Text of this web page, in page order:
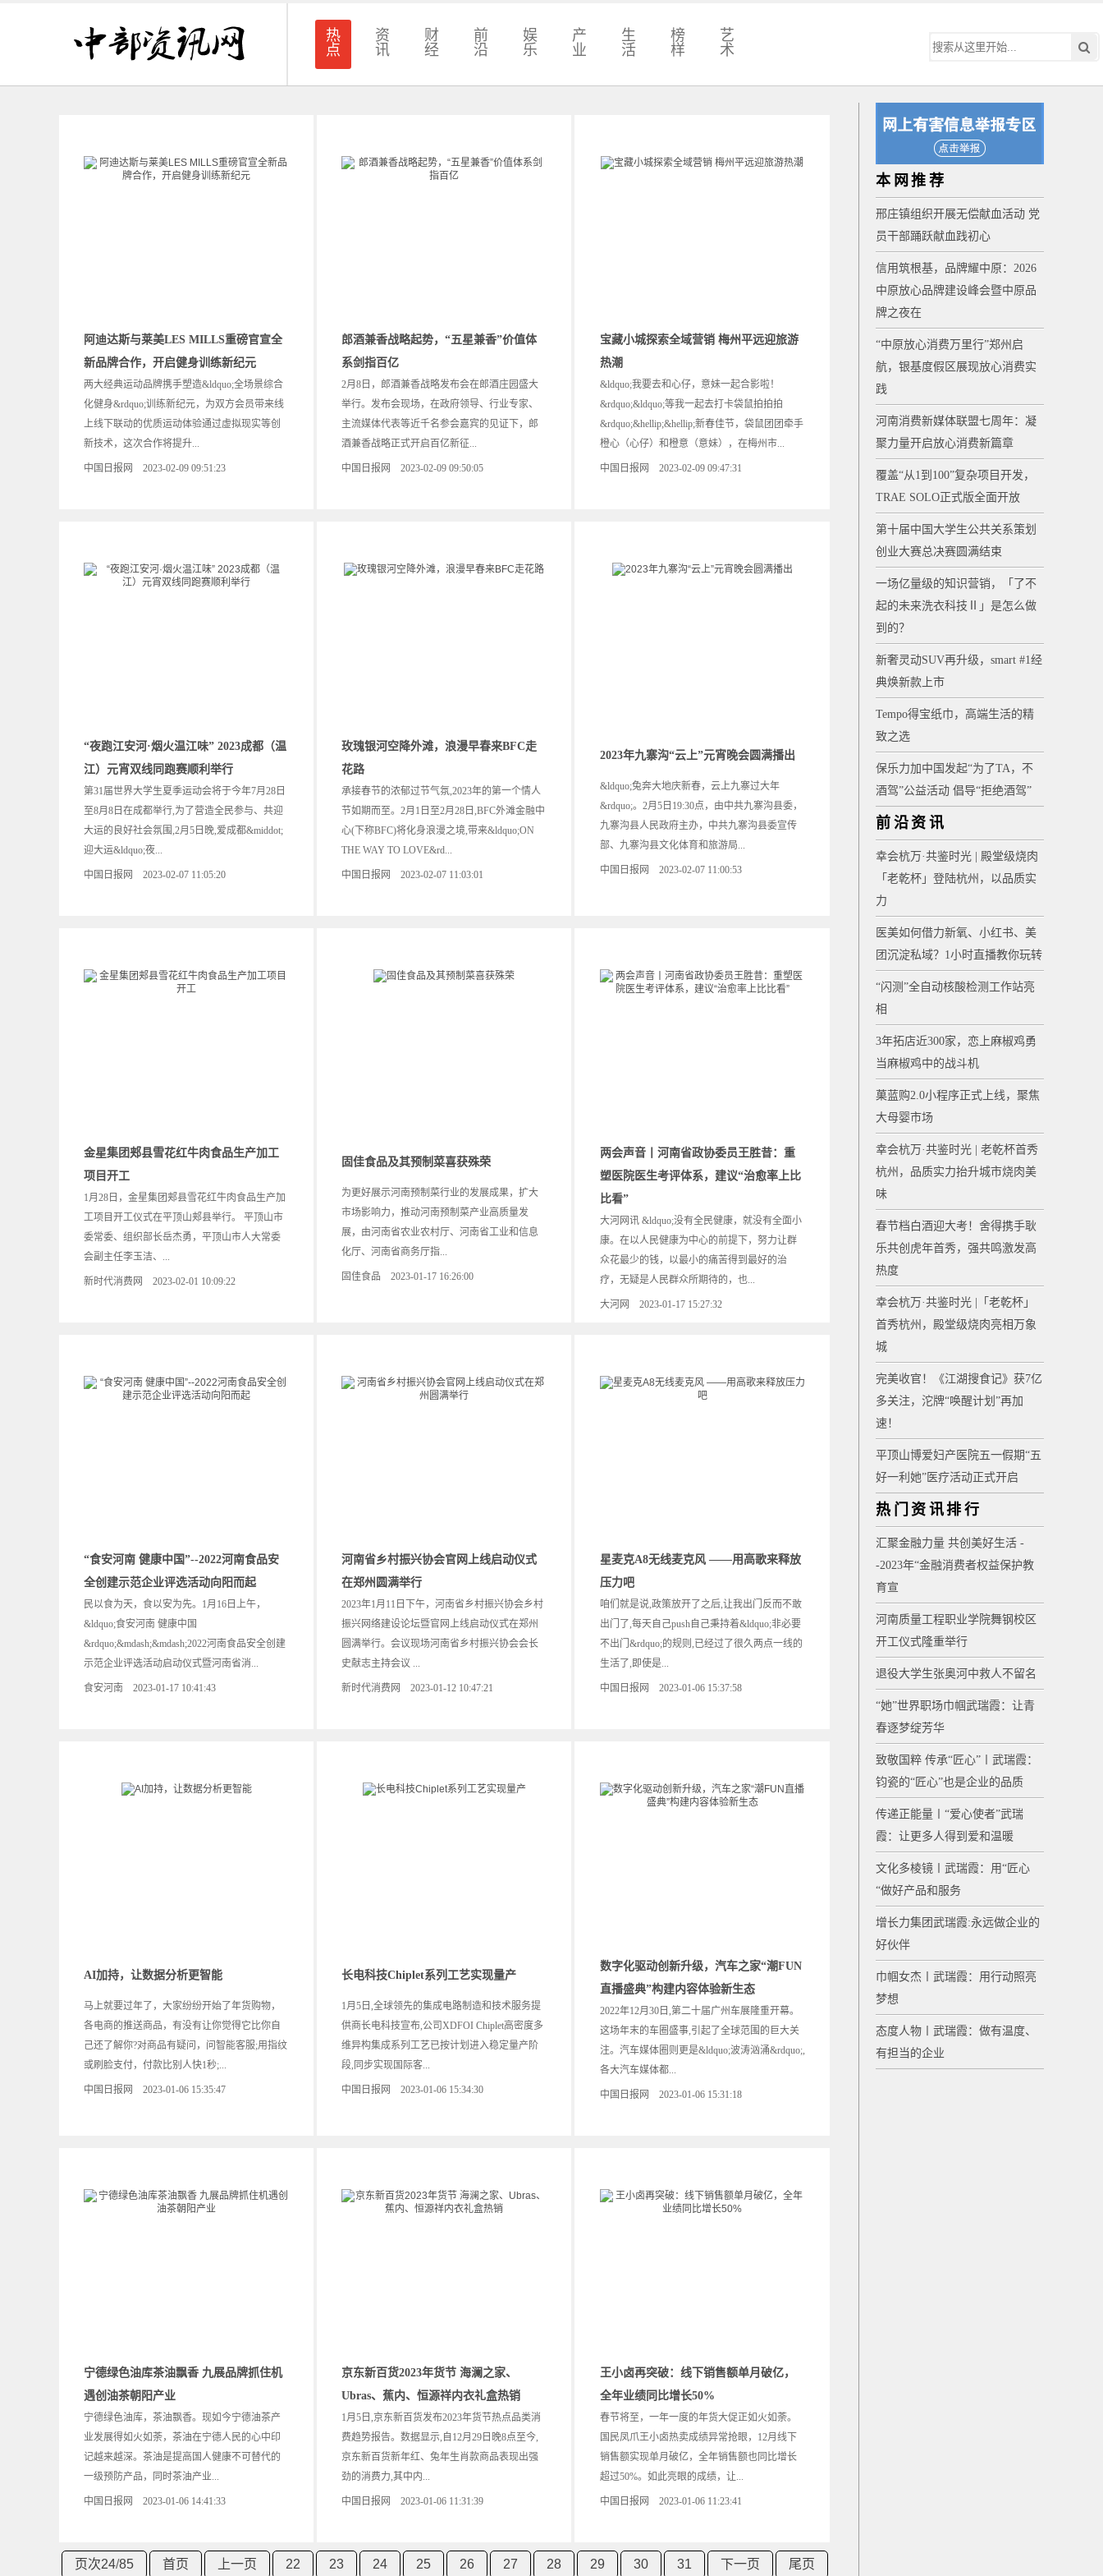
热
点
资
讯
财
经
前
沿
娱
乐
产
业
生
活
榜
样
艺
术
阿迪达斯与莱美LES MILLS重磅官宣全
新品牌合作，开启健身训练新纪元
两大经典运动品牌携手塑造&ldquo;全场景综合
化健身&rdquo;训练新纪元，为双方会员带来线
上线下联动的优质运动体验通过虚拟现实等创
新技术，这次合作将提升...
中国日报网 2023-02-09 09:51:23
郎酒兼香战略起势，“五星兼香”价值体
系剑指百亿
2月8日，郎酒兼香战略发布会在郎酒庄园盛大
举行。发布会现场，在政府领导、行业专家、
主流媒体代表等近千名参会嘉宾的见证下，郎
酒兼香战略正式开启百亿新征...
中国日报网 2023-02-09 09:50:05
宝藏小城探索全域营销 梅州平远迎旅游
热潮
&ldquo;我要去和心仔，意妹一起合影啦！
&rdquo;&ldquo;等我一起去打卡袋鼠拍拍拍
&rdquo;&hellip;&hellip;新春佳节，袋鼠团团牵手
橙心（心仔）和橙意（意妹），在梅州市...
中国日报网 2023-02-09 09:47:31
“夜跑江安河·烟火温江味” 2023成都（温
江）元宵双线同跑赛顺利举行
第31届世界大学生夏季运动会将于今年7月28日
至8月8日在成都举行,为了营造全民参与、共迎
大运的良好社会氛围,2月5日晚,爱成都&middot;
迎大运&ldquo;夜...
中国日报网 2023-02-07 11:05:20
玫瑰银河空降外滩，浪漫早春来BFC走
花路
承接春节的浓郁过节气氛,2023年的第一个情人
节如期而至。2月1日至2月28日,BFC外滩金融中
心(下称BFC)将化身浪漫之境,带来&ldquo;ON
THE WAY TO LOVE&rd...
中国日报网 2023-02-07 11:03:01
2023年九寨沟“云上”元宵晚会圆满播出
&ldquo;兔奔大地庆新春，云上九寨过大年
&rdquo;。2月5日19:30点，由中共九寨沟县委，
九寨沟县人民政府主办，中共九寨沟县委宣传
部、九寨沟县文化体育和旅游局...
中国日报网 2023-02-07 11:00:53
金星集团郏县雪花红牛肉食品生产加工
项目开工
1月28日，金星集团郏县雪花红牛肉食品生产加
工项目开工仪式在平顶山郏县举行。 平顶山市
委常委、组织部长岳杰勇，平顶山市人大常委
会副主任李玉洁、...
新时代消费网 2023-02-01 10:09:22
固佳食品及其预制菜喜获殊荣
为更好展示河南预制菜行业的发展成果，扩大
市场影响力，推动河南预制菜产业高质量发
展，由河南省农业农村厅、河南省工业和信息
化厅、河南省商务厅指...
固佳食品 2023-01-17 16:26:00
两会声音丨河南省政协委员王胜昔：重
塑医院医生考评体系，建议“治愈率上比
比看”
大河网讯 &ldquo;没有全民健康，就没有全面小
康。在以人民健康为中心的前提下，努力让群
众花最少的钱，以最小的痛苦得到最好的治
疗，无疑是人民群众所期待的，也...
大河网 2023-01-17 15:27:32
“食安河南 健康中国”--2022河南食品安
全创建示范企业评选活动向阳而起
民以食为天，食以安为先。1月16日上午，
&ldquo;食安河南 健康中国
&rdquo;&mdash;&mdash;2022河南食品安全创建
示范企业评选活动启动仪式暨河南省消...
食安河南 2023-01-17 10:41:43
河南省乡村振兴协会官网上线启动仪式
在郑州圆满举行
2023年1月11日下午，河南省乡村振兴协会乡村
振兴网络建设论坛暨官网上线启动仪式在郑州
圆满举行。会议现场河南省乡村振兴协会会长
史献志主持会议 ...
新时代消费网 2023-01-12 10:47:21
星麦克A8无线麦克风 ——用高歌来释放
压力吧
咱们就是说,政策放开了之后,让我出门反而不敢
出门了,每天自己push自己秉持着&ldquo;非必要
不出门&rdquo;的规则,已经过了很久两点一线的
生活了,即使是...
中国日报网 2023-01-06 15:37:58
AI加持，让数据分析更智能
马上就要过年了，大家纷纷开始了年货购物，
各电商的推送商品，有没有让你觉得它比你自
己还了解你?对商品有疑问，问智能客服;用指纹
或刷脸支付，付款比别人快1秒;...
中国日报网 2023-01-06 15:35:47
长电科技Chiplet系列工艺实现量产
1月5日,全球领先的集成电路制造和技术服务提
供商长电科技宣布,公司XDFOI Chiplet高密度多
维异构集成系列工艺已按计划进入稳定量产阶
段,同步实现国际客...
中国日报网 2023-01-06 15:34:30
数字化驱动创新升级，汽车之家“潮FUN
直播盛典”构建内容体验新生态
2022年12月30日,第二十届广州车展隆重开幕。
这场年末的车圈盛事,引起了全球范围的巨大关
注。汽车媒体圈则更是&ldquo;波涛汹涌&rdquo;,
各大汽车媒体都...
中国日报网 2023-01-06 15:31:18
宁德绿色油库茶油飘香 九展品牌抓住机
遇创油茶朝阳产业
宁德绿色油库，茶油飘香。现如今宁德油茶产
业发展得如火如荼，茶油在宁德人民的心中印
记越来越深。茶油是提高国人健康不可替代的
一级预防产品，同时茶油产业...
中国日报网 2023-01-06 14:41:33
京东新百货2023年货节 海澜之家、
Ubras、蕉内、恒源祥内衣礼盒热销
1月5日,京东新百货发布2023年货节热点品类消
费趋势报告。数据显示,自12月29日晚8点至今,
京东新百货新年红、兔年生肖款商品表现出强
劲的消费力,其中内...
中国日报网 2023-01-06 11:31:39
王小卤再突破：线下销售额单月破亿，
全年业绩同比增长50%
春节将至，一年一度的年货大促正如火如荼。
国民凤爪王小卤热卖成绩异常抢眼，12月线下
销售额实现单月破亿，全年销售额也同比增长
超过50%。如此亮眼的成绩，让...
中国日报网 2023-01-06 11:23:41
页次24/85 首页 上一页 22 23 24 25 26 27 28 29 30 31 下一页 尾页
本网推荐
邢庄镇组织开展无偿献血活动 党
员干部踊跃献血践初心
信用筑根基，品牌耀中原：2026
中原放心品牌建设峰会暨中原品
牌之夜在
“中原放心消费万里行”郑州启
航，银基度假区展现放心消费实
践
河南消费新媒体联盟七周年：凝
聚力量开启放心消费新篇章
覆盖“从1到100”复杂项目开发，
TRAE SOLO正式版全面开放
第十届中国大学生公共关系策划
创业大赛总决赛圆满结束
一场亿量级的知识营销，「了不
起的未来洗衣科技Ⅱ」是怎么做
到的？
新奢灵动SUV再升级，smart #1经
典焕新款上市
Tempo得宝纸巾，高端生活的精
致之选
保乐力加中国发起“为了TA，不
酒驾”公益活动 倡导“拒绝酒驾”
前沿资讯
幸会杭万·共鉴时光 | 殿堂级烧肉
「老乾杯」登陆杭州，以品质实
力
医美如何借力新氧、小红书、美
团沉淀私域？1小时直播教你玩转
“闪测”全自动核酸检测工作站亮
相
3年拓店近300家，恋上麻椒鸡勇
当麻椒鸡中的战斗机
菓蓝购2.0小程序正式上线，聚焦
大母婴市场
幸会杭万·共鉴时光 | 老乾杯首秀
杭州，品质实力抬升城市烧肉美
味
春节档白酒迎大考！舍得携手耿
乐共创虎年首秀，强共鸣激发高
热度
幸会杭万·共鉴时光 |「老乾杯」
首秀杭州，殿堂级烧肉亮相万象
城
完美收官！《江湖搜食记》获7亿
多关注，沱牌“唤醒计划”再加
速！
平顶山博爱妇产医院五一假期“五
好一利她”医疗活动正式开启
热门资讯排行
汇聚金融力量 共创美好生活 -
-2023年“金融消费者权益保护教
育宣
河南质量工程职业学院舞钢校区
开工仪式隆重举行
退役大学生张奥河中救人不留名
“她”世界职场巾帼武瑞霞：让青
春逐梦绽芳华
致敬国粹 传承“匠心”〡武瑞霞：
钧瓷的“匠心”也是企业的品质
传递正能量〡“爱心使者”武瑞
霞：让更多人得到爱和温暖
文化多棱镜〡武瑞霞：用“匠心
“做好产品和服务
增长力集团武瑞霞:永远做企业的
好伙伴
巾帼女杰〡武瑞霞：用行动照亮
梦想
态度人物〡武瑞霞：做有温度、
有担当的企业